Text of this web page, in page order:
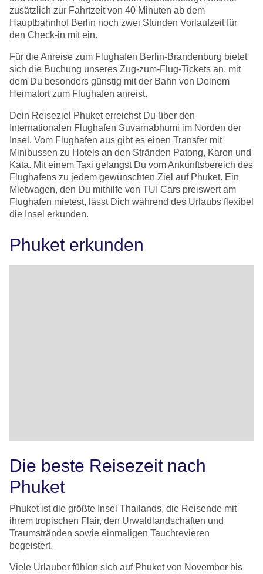
zusätzlich zur Fahrtzeit von 40 Minuten ab dem
Hauptbahnhof Berlin noch zwei Stunden Vorlaufzeit für
den Check-in mit ein.
Für die Anreise zum Flughafen Berlin-Brandenburg bietet
sich die Buchung unseres Zug-zum-Flug-Tickets an, mit
dem Du besonders günstig mit der Bahn von Deinem
Heimatort zum Flughafen anreist.
Dein Reiseziel Phuket erreichst Du über den
Internationalen Flughafen Suvarnabhumi im Norden der
Insel. Vom Flughafen aus gibt es einen Transfer mit
Minibussen zu Hotels an den Stränden Patong, Karon und
Kata. Mit einem Taxi gelangst Du vom Ankunftsbereich des
Flughafens zu jedem gewünschten Ziel auf Phuket. Ein
Mietwagen, den Du mithilfe von TUI Cars preiswert am
Flughafen mietest, lässt Dich während des Urlaubs flexibel
die Insel erkunden.
Phuket erkunden
Die beste Reisezeit nach
Phuket
Phuket ist die größte Insel Thailands, die Reisende mit
ihrem tropischen Flair, den Urwaldlandschaften und
Traumstränden sowie einmaligen Tauchrevieren
begeistert.
Viele Urlauber fühlen sich auf Phuket von November bis